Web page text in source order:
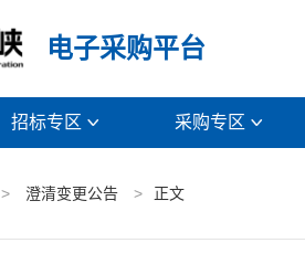
电子采购平台
招标专区  采购专区 
> 澄清变更公告 > 正文